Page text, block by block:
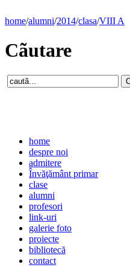
home/alumni/2014/clasa/VIII A
Cãutare
home
despre noi
admitere
Învăţământ primar
clase
alumni
profesori
link-uri
galerie foto
proiecte
bibliotecă
contact